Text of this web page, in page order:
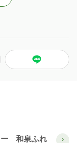
ー 和泉ふれ